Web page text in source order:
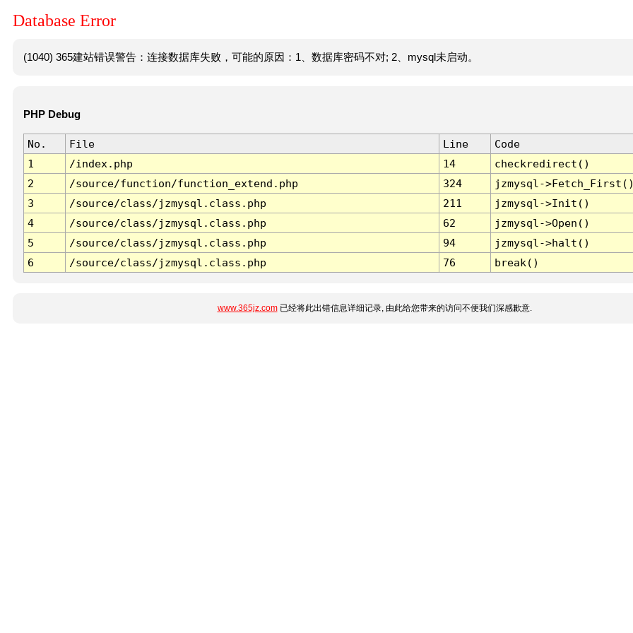
Database Error
(1040) 365建站错误警告：连接数据库失败，可能的原因：1、数据库密码不对; 2、mysql未启动。
PHP Debug
No. File Line
Code
1
/index.php 14
checkredirect()
2
/source/function/function_extend.php 324
jzmysql-
3
/source/class/jzmysql.class.php 211
jzmysql->Init()
4
/source/class/jzmysql.class.php 62
jzmysql->Open()
5
/source/class/jzmysql.class.php 94
jzmysql->halt()
6
/source/class/jzmysql.class.php 76 break()
www.365jz.com已经将此出错信息详细记录, 由此给您带来的访问不便我们深感歉意.